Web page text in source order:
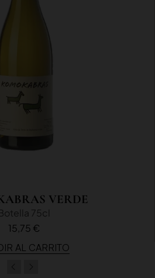
VERDE
75cl
15,75 €
AL CARRITO